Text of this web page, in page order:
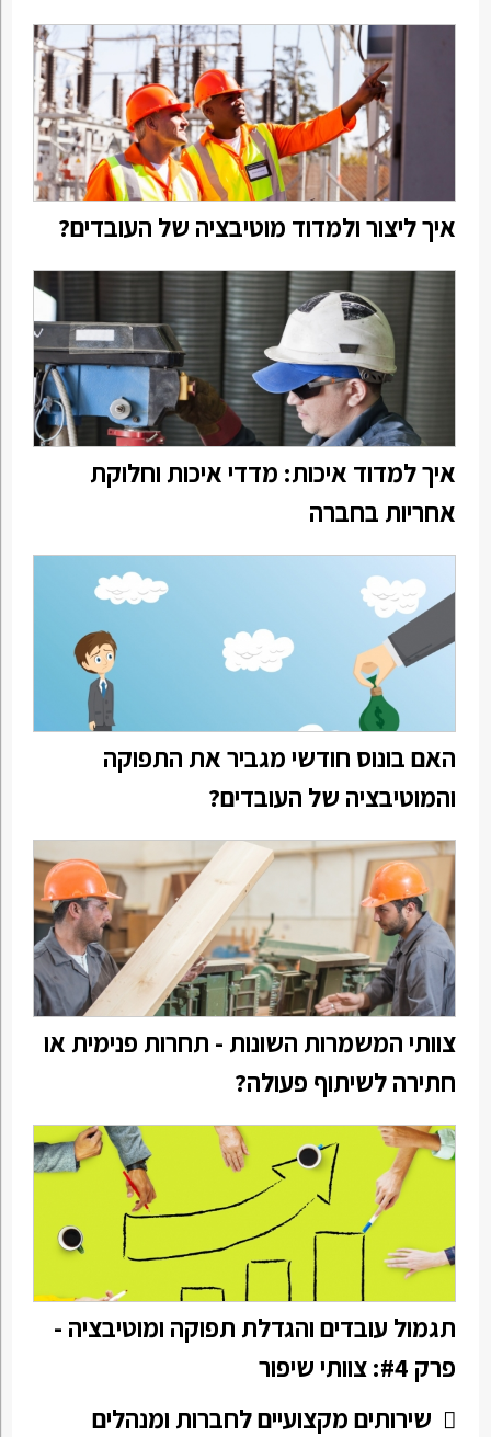
איך ליצור ולמדוד מוטיבציה של העובדים?
איך למדוד איכות: מדדי איכות וחלוקת
אחריות בחברה
האם בונוס חודשי מגביר את התפוקה
והמוטיבציה של העובדים?
צוותי המשמרות השונות - תחרות פנימית או
חתירה לשיתוף פעולה?
תגמול עובדים והגדלת תפוקה ומוטיבציה -
פרק #4: צוותי שיפור
שירותים מקצועיים לחברות ומנהלים